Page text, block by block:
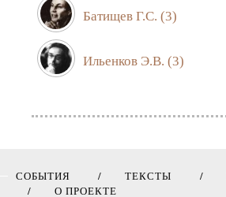
Батищев Г.С. (3)
Ильенков Э.В. (3)
СОБЫТИЯ ТЕКСТЫ
О ПРОЕКТЕ